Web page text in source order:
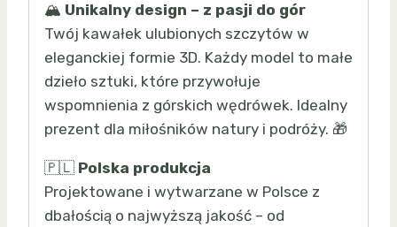
🏔️ Unikalny design – z pasji do gór
Twój kawałek ulubionych szczytów w
eleganckiej formie 3D. Każdy model to małe
dzieło sztuki, które przywołuje
wspomnienia z górskich wędrówek. Idealny
prezent dla miłośników natury i podróży. 🎁
🇵🇱 Polska produkcja
Projektowane i wytwarzane w Polsce z
dbałością o najwyższą jakość – od